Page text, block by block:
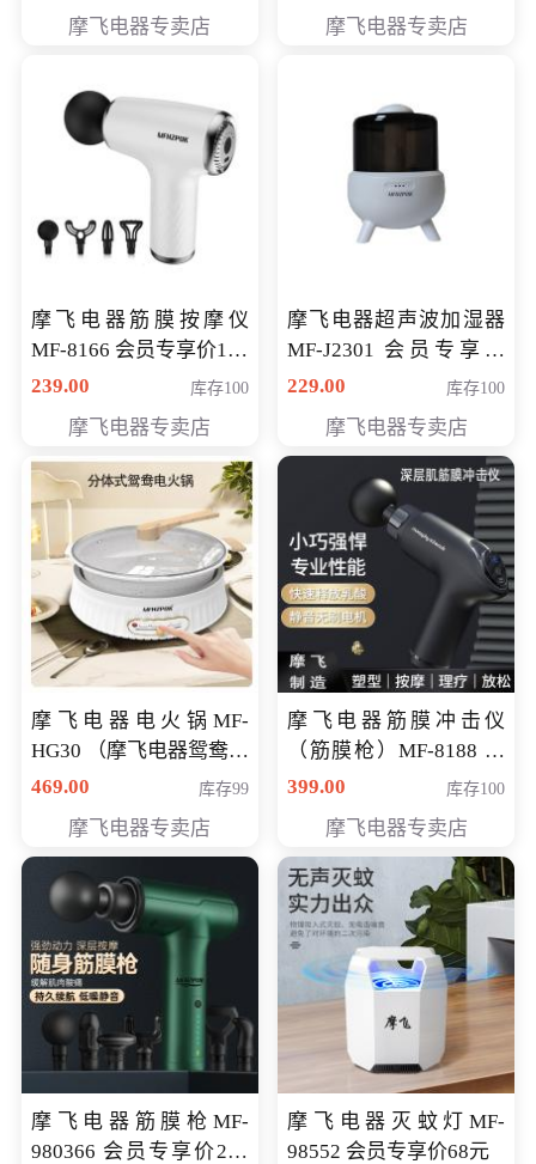
摩飞电器专卖店 摩飞电器专卖店
摩飞电器筋膜按摩仪
MF-8166 会员专享价168
元
239.00 库存100
摩飞电器专卖店
摩飞电器超声波加湿器
MF-J2301 会员专享价
168元
229.00 库存100
摩飞电器专卖店
摩飞电器电火锅MF-
HG30 （摩飞电器鸳鸯锅
MF-HG30 ） 会员专享价
469.00 库存99
摩飞电器专卖店
摩飞电器筋膜冲击仪
（筋膜枪）MF-8188 会
员专享价268元
399.00 库存100
摩飞电器专卖店
摩飞电器筋膜枪MF-
980366 会员专享价299
摩飞电器灭蚊灯MF-
98552 会员专享价68元